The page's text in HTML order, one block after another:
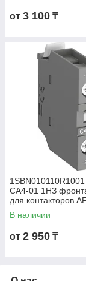
от 3 100 ₸
1SBN010110R1001
CA4-01 1НЗ
для контакторов
NF
В наличии
от 2 950 ₸